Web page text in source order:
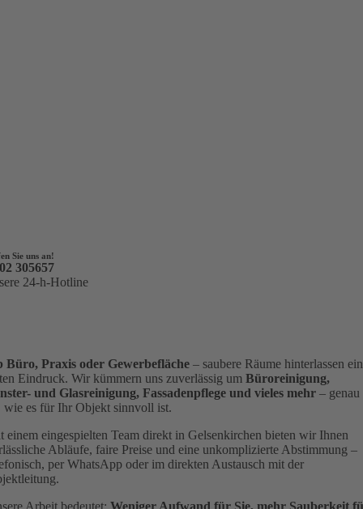
Sie uns an!
305657
24-h-Hotline
Büro, Praxis oder Gewerbefläche – saubere Räume hinterlassen
Eindruck. Wir kümmern uns zuverlässig um Büroreinigung,
und Glasreinigung, Fassadenpflege und vieles mehr – genau
wie es für Ihr Objekt sinnvoll ist.
einem eingespielten Team direkt in Gelsenkirchen bieten wir Ihnen
Abläufe, faire Preise und eine unkomplizierte Abstimmung –
per WhatsApp oder im direkten Austausch mit der